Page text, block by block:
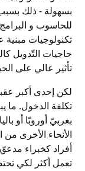
بسهولة - ذلك بسبب
للحاسوب و
تكنولوجيات مبنية
حاجيات التّدويل
تأثير عالي على
لكن إحدى أكبر
تكلفة الدخول. ما
بغربيّ أوروبّا أو
الأنحاء الأخرى من
أفراد كخبراء
تعمل أكثر لكي